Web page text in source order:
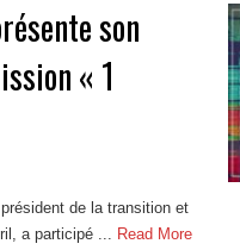
son
« 1
de la transition et
a participé ... Read More